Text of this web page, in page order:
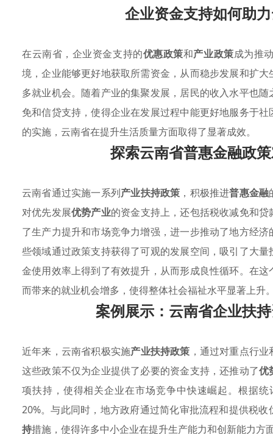
企业资金支持如何助
在云南省，企业资金支持的优惠政策和产业政策成为推
境，企业能够更好地获取所需资金，从而稳步发展和扩
多就业机会。随着产业的集聚发展，居民的收入水平也
免和信贷支持，使得企业在发展过程中能更好地服务于
的实施，云南省在提升生活质量方面取得了显著成效。
探索云南省普惠金融政
云南省通过实施一系列产业扶持政策 ，积极推进普惠金融
对优先发展优势产业的资金支持上，还包括税收减免和
了生产力提升和市场竞争力增强，进一步推动了地方经
些领域通过政策支持获得了可观的发展空间，吸引了大
金使用效率上得到了有效提升，从而形成良性循环。在
而带来的就业机会增多，使得整体社会福祉水平显著上升
案例展示：云南省企业扶
近年来，云南省积极实施产业扶持政策 ，通过对重点行
这些政策不仅为企业提供了必要的资金支持，还推动了优
项扶持，使得相关企业在市场竞争中快速崛起。根据
20%。与此同时，地方政府通过简化审批流程和提供税
持措施，使得许多中小企业在提升生产能力和创新能力